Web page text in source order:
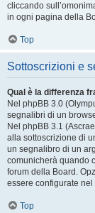
cliccando
in ogni pagina della
Top
Sottoscrizioni e
Qual è la differenza
Nel phpBB 3.0
segnalibri di un
Nel phpBB 3.1
alla sottoscrizione di
un segnalibro di un
comunicherà quando
forum della Board.
essere configurate nel
Top